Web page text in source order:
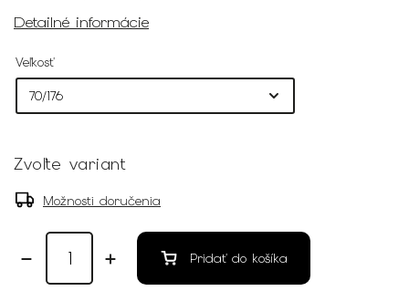
Detailné informácie
Veľkosť
Zvoľte variant
Možnosti doručenia
Pridať do košíka